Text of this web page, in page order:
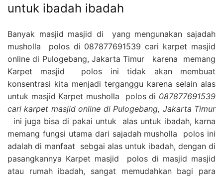
untuk ibadah ibadah
Banyak masjid masjid di yang mengunakan sajadah
musholla polos di 087877691539 cari karpet masjid
online di Pulogebang, Jakarta Timur karena memang
Karpet masjid polos ini tidak akan membuat
konsentrasi kita menjadi terganggu karena selain alas
untuk masjid Karpet musholla polos di 087877691539
cari karpet masjid online di Pulogebang, Jakarta Timur
ini juga bisa di pakai untuk alas untuk ibadah, karna
memang fungsi utama dari sajadah musholla polos ini
adalah di manfaat sebgai alas untuk ibadah, dengan di
pasangkannya Karpet masjid polos di masjid masjid
atau rumah ibadah, sangat memudahkan bagi para